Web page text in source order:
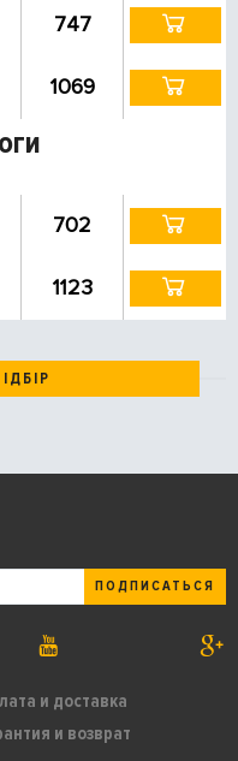
747
1069
702
1123
и доставка
и возврат
ПОДПИСАТЬСЯ